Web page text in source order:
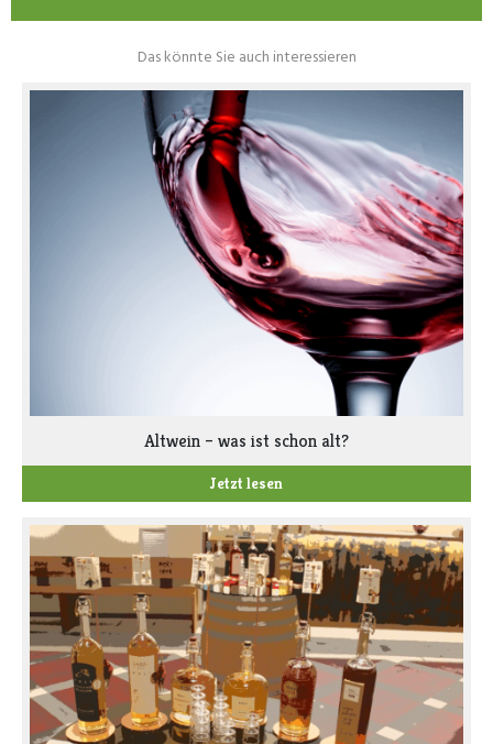
Das könnte Sie auch interessieren
Altwein – was ist schon alt?
Jetzt lesen